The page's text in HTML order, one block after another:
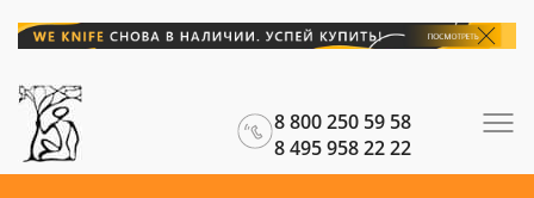
8 800 250 59 58
8 495 958 22 22